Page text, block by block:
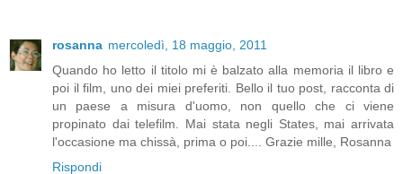
rosanna mercoledì, 18 maggio, 2011
Quando ho letto il titolo mi è balzato alla memoria il libro e
poi il film, uno dei miei preferiti. Bello il tuo post, racconta di
un paese a misura d'uomo, non quello che ci viene
propinato dai telefilm. Mai stata negli States, mai arrivata
l'occasione ma chissà, prima o poi.... Grazie mille, Rosanna
Rispondi